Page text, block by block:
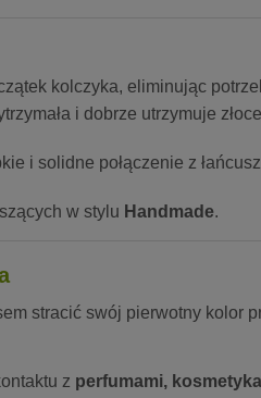
kolczyka, eliminując
i dobrze utrzymuje
i solidne połączenie z
w stylu Handmade.
stracić swój pierwotny kolor
z perfumami,